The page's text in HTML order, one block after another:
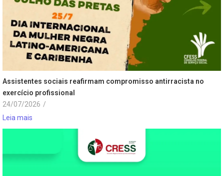
Assistentes sociais reafirmam compromisso antirracista no
exercício profissional
24/07/2026 /
Leia mais